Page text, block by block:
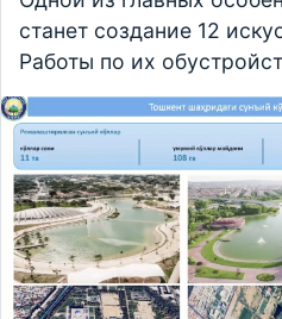
станет создание 12
Работы по их